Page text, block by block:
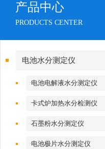
产品中心
PRODUCTS CENTER
电池水分测定仪
电池电解液水分测定仪
卡式炉加热水分检测仪
石墨粉水分测定仪
电池极片水分测定仪